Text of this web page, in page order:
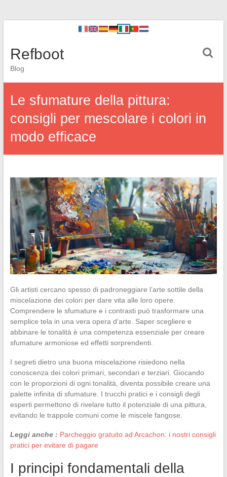
Refboot
Blog
Le sfumature della pittura:
consigli per mescolare i colori in
modo efficace
Gli artisti cercano spesso di padroneggiare l’arte sottile della
miscelazione dei colori per dare vita alle loro opere.
Comprendere le sfumature e i contrasti può trasformare una
semplice tela in una vera opera d’arte. Saper scegliere e
abbinare le tonalità è una competenza essenziale per creare
sfumature armoniose ed effetti sorprendenti.
I segreti dietro una buona miscelazione risiedono nella
conoscenza dei colori primari, secondari e terziari. Giocando
con le proporzioni di ogni tonalità, diventa possibile creare una
palette infinita di sfumature. I trucchi pratici e i consigli degli
esperti permettono di rivelare tutto il potenziale di una pittura,
evitando le trappole comuni come le miscele fangose.
Leggi anche : Parcheggio gratuito ad Arcachon: i nostri consigli
pratici per evitare di pagare
I principi fondamentali della